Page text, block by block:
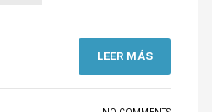
LEER MÁS